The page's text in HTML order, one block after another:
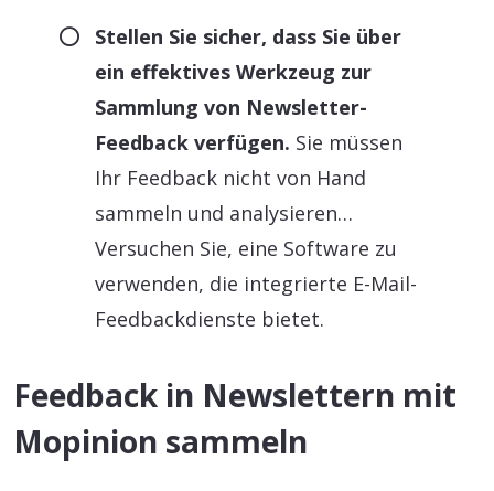
Stellen Sie sicher, dass Sie über
ein effektives Werkzeug zur
Sammlung von Newsletter-
Feedback verfügen. Sie müssen
Ihr Feedback nicht von Hand
sammeln und analysieren…
Versuchen Sie, eine Software zu
verwenden, die integrierte E-Mail-
Feedbackdienste bietet.
Feedback in Newslettern mit
Mopinion sammeln